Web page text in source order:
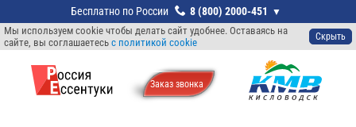
Мы используем cookie чтобы делать сайт удобнее. Оставаясь на
сайте, вы соглашаетесь с политикой cookie Скрыть
Заказ звонкa
8 (800) 2000-451